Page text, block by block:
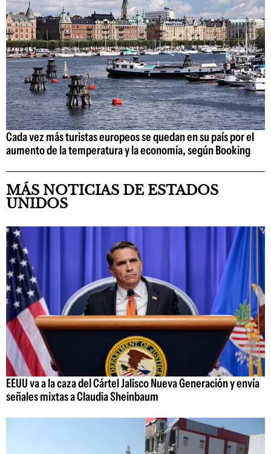
Cada vez más turistas europeos se quedan en su país por el
aumento de la temperatura y la economía, según Booking
MÁS NOTICIAS DE ESTADOS
UNIDOS
EEUU va a la caza del Cártel Jalisco Nueva Generación y envía
señales mixtas a Claudia Sheinbaum